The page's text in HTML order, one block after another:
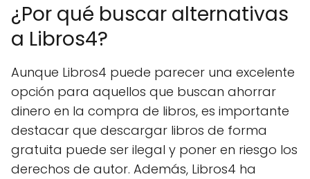
¿Por qué buscar alternativas
a Libros4?
Aunque Libros4 puede parecer una excelente
opción para aquellos que buscan ahorrar
dinero en la compra de libros, es importante
destacar que descargar libros de forma
gratuita puede ser ilegal y poner en riesgo los
derechos de autor. Además, Libros4 ha